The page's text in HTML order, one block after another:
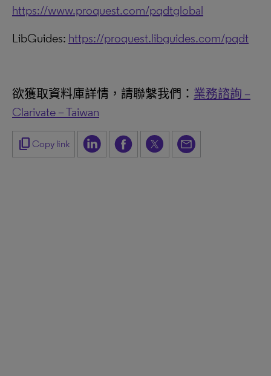
https://www.proquest.com/pqdtglobal
LibGuides: https://proquest.libguides.com/pqdt
欲獲取資料庫詳情，請聯繫我們： 業務諮詢 –
Clarivate – Taiwan
content_copy Copy link